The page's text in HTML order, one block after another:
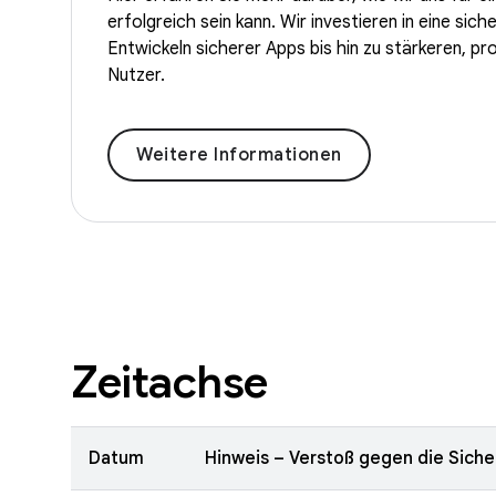
erfolgreich sein kann. Wir investieren in eine
Entwickeln sicherer Apps bis hin zu stärkeren,
Nutzer.
Weitere Informationen
Zeitachse
Datum Hinweis – Verstoß gegen die